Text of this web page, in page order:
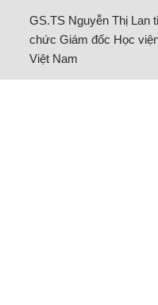
GS.TS Nguyễn Thị Lan
chức Giám đốc Học
Việt Nam